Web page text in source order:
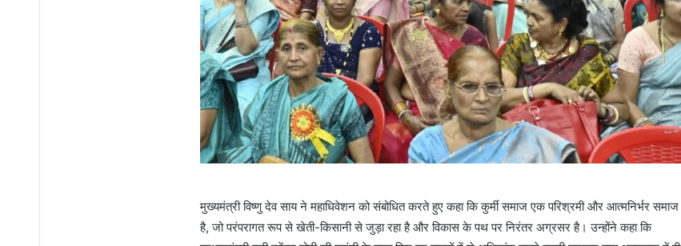
मुख्यमंत्री विष्णु देव साय ने महाधिवेशन को संबोधित करते हुए कहा कि कुर्मी समाज एक परिश्रमी और आत्मनिर्भर समाज
है, जो परंपरागत रूप से खेती-किसानी से जुड़ा रहा है और विकास के पथ पर निरंतर अग्रसर है। उन्होंने कहा कि